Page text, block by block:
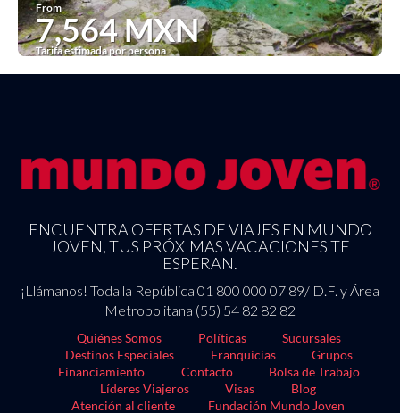
From
7,564 MXN
Tarifa estimada por persona
See
ENCUENTRA OFERTAS DE VIAJES EN MUNDO
JOVEN, TUS PRÓXIMAS VACACIONES TE
ESPERAN.
¡Llámanos! Toda la República 01 800 000 07 89/ D.F. y Área
Metropolitana (55) 54 82 82 82
Quiénes Somos Políticas
Sucursales
Destinos Especiales
Franquicias
Grupos
Financiamiento
Contacto
Bolsa de Trabajo
Líderes Viajeros
Visas
Blog
Atención al cliente
Fundación Mundo Joven